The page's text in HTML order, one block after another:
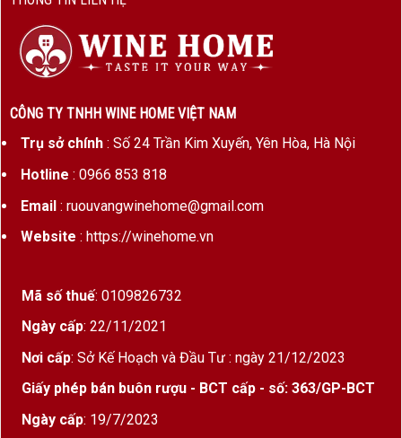
Xuất xứ Pauillac, Bordeaux, Pháp
Loại vang Rượu vang đỏ
Phân hạng Cru Bourgeois
Niên vụ 2020
Nhà sản
xuất
Château Plantey
Giống nho
Cabernet Sauvignon, Merlot,
Nồng độ
cồn
Khoảng 13.5%
Dung tích 750ml
Phong
cách
Mạnh mẽ, thanh lịch, cấu trúc tốt
CÔNG TY TNHH WINE HOME VIỆT NAM
Trụ sở chính: Số 24 Trần Kim Xuyến, Yên Hòa, Hà Nội
Hotline : 0966 853 818
Email: ruouvangwinehome@gmail.com
Website : https://winehome.vn
Mã số thuế: 0109826732
Ngày cấp: 22/11/2021
Nơi cấp: Sở Kế Hoạch và Đầu Tư : ngày 21/12/2023
Giấy phép bán buôn rượu - BCT cấp - số: 363/GP-BCT
Ngày cấp: 19/7/2023